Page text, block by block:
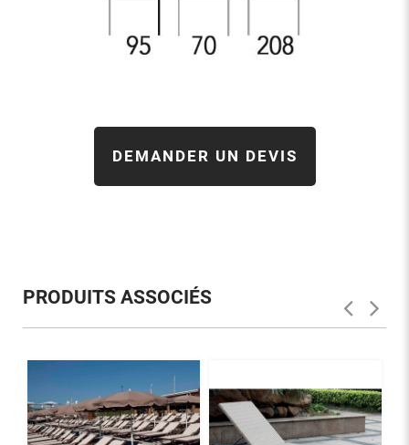
DEMANDER UN DEVIS
PRODUITS ASSOCIÉS